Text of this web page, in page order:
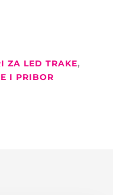
ZA LED TRAKE,
I PRIBOR